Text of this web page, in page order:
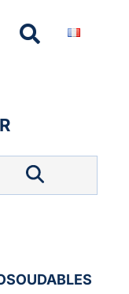
Recherche